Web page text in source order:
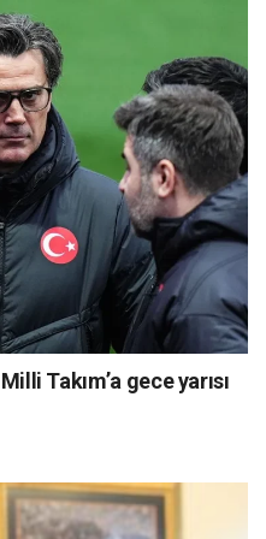
Takım’a gece yarısı